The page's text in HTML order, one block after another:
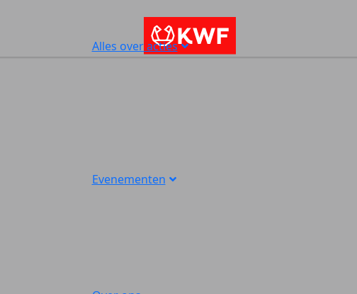
Alles over acties
Evenementen